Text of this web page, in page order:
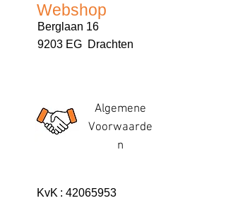
Webshop
Berglaan 16
9203 EG Drachten
Algemene
Voorwaarde
n
KvK : 42065953